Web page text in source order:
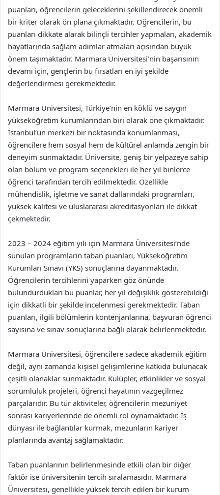
puanları, öğrencilerin geleceklerini şekillendirecek önemli
bir kriter olarak ön plana çıkmaktadır. Öğrencilerin, bu
puanları dikkate alarak bilinçli tercihler yapmaları, akademik
hayatlarında sağlam adımlar atmaları açısından büyük
önem taşımaktadır. Marmara Üniversitesi’nin başarısının
devamı için, gençlerin bu fırsatları en iyi şekilde
değerlendirmesi gerekmektedir.
Marmara Üniversitesi, Türkiye’nin en köklü ve saygın
yükseköğretim kurumlarından biri olarak öne çıkmaktadır.
İstanbul’un merkezi bir noktasında konumlanması,
öğrencilere hem sosyal hem de kültürel anlamda zengin bir
deneyim sunmaktadır. Üniversite, geniş bir yelpazeye sahip
olan bölüm ve program seçenekleri ile her yıl binlerce
öğrenci tarafından tercih edilmektedir. Özellikle
mühendislik, işletme ve sanat dallarındaki programları,
yüksek kalitesi ve uluslararası akreditasyonları ile dikkat
çekmektedir.
2023 – 2024 eğitim yılı için Marmara Üniversitesi’nde
sunulan programların taban puanları, Yükseköğretim
Kurumları Sınavı (YKS) sonuçlarına dayanmaktadır.
Öğrencilerin tercihlerini yaparken göz önünde
bulundurdukları bu puanlar, her yıl değişiklik gösterebildiği
için dikkatli bir şekilde incelenmesi gerekmektedir. Taban
puanları, ilgili bölümlerin kontenjanlarına, başvuran öğrenci
sayısına ve sınav sonuçlarına bağlı olarak belirlenmektedir.
Marmara Üniversitesi, öğrencilere sadece akademik eğitim
değil, aynı zamanda kişisel gelişimlerine katkıda bulunacak
çeşitli olanaklar sunmaktadır. Kulüpler, etkinlikler ve sosyal
sorumluluk projeleri, öğrenci hayatının vazgeçilmez
parçalarıdır. Bu tür aktiviteler, öğrencilerin mezuniyet
sonrası kariyerlerinde de önemli rol oynamaktadır. İş
dünyası ile bağlantılar kurmak, mezunların kariyer
planlarında avantaj sağlamaktadır.
Taban puanlarının belirlenmesinde etkili olan bir diğer
faktör ise üniversitenin tercih sıralamasıdır. Marmara
Üniversitesi, genellikle yüksek tercih edilen bir kurum